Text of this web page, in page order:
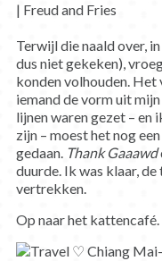
Terwijl die naald over,
dus niet gekeken),
konden volhouden.
iemand de vorm uit
lijnen waren gezet – en
zijn – moest het nog
gedaan. Thank Gaaawd
duurde. Ik was klaar,
vertrekken.
Op naar het kattencafé.